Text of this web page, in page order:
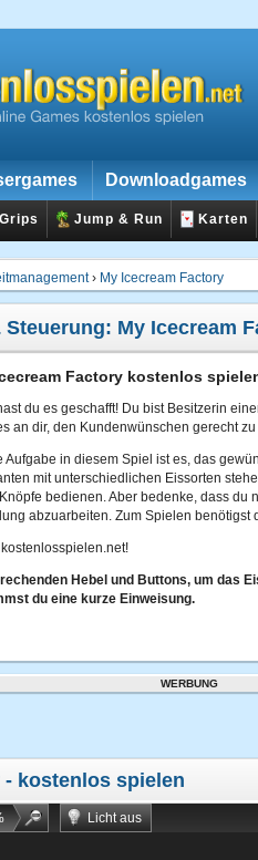
Downloadgames
Grips Jump & Run Karten
› My Icecream Factory
My Icecream
Factory kostenlos
du es geschafft! Du bist Besitzerin
an dir, den Kundenwünschen gerecht
Aufgabe in diesem Spiel ist es, das
mit unterschiedlichen Eissorten
bedienen. Aber bedenke, dass du
abzuarbeiten. Zum Spielen benötigst
Hebel und Buttons, um das
du eine kurze Einweisung.
WERBUNG
- kostenlos spielen
Licht aus